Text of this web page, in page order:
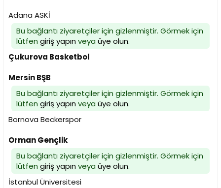
Adana ASKİ
Bu bağlantı ziyaretçiler için gizlenmiştir. Görmek için
lütfen giriş yapınveya üye olun.
Çukurova Basketbol
Mersin BŞB
Bu bağlantı ziyaretçiler için gizlenmiştir. Görmek için
lütfen giriş yapınveya üye olun.
Bornova Beckerspor
Orman Gençlik
Bu bağlantı ziyaretçiler için gizlenmiştir. Görmek için
lütfen giriş yapınveya üye olun.
İstanbul Üniversitesi